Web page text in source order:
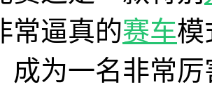
常逼真的赛车模
成为一名非常